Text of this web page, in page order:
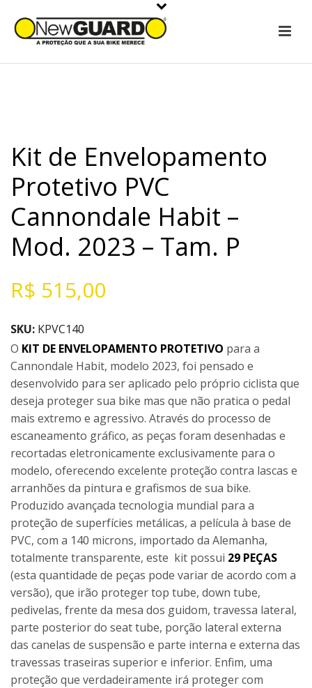
Kit de Envelopamento
Protetivo PVC
Cannondale Habit –
Mod. 2023 – Tam. P
R$ 515,00
SKU: KPVC140
O KIT DE ENVELOPAMENTO PROTETIVO para a
Cannondale Habit, modelo 2023, foi pensado e
desenvolvido para ser aplicado pelo próprio ciclista que
deseja proteger sua bike mas que não pratica o pedal
mais extremo e agressivo. Através do processo de
escaneamento gráfico, as peças foram desenhadas e
recortadas eletronicamente exclusivamente para o
modelo, oferecendo excelente proteção contra lascas e
arranhões da pintura e grafismos de sua bike.
Produzido avançada tecnologia mundial para a
proteção de superfícies metálicas, a película à base de
PVC, com a 140 microns, importado da Alemanha,
totalmente transparente, este kit possui 29 PEÇAS
(esta quantidade de peças pode variar de acordo com a
versão), que irão proteger top tube, down tube,
pedivelas, frente da mesa dos guidom, travessa lateral,
parte posterior do seat tube, porção lateral externa
das canelas de suspensão e parte interna e externa das
travessas traseiras superior e inferior. Enfim, uma
proteção que verdadeiramente irá proteger com